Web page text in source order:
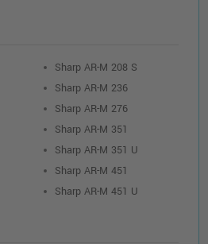
Sharp AR-M 208 S
Sharp AR-M 236
Sharp AR-M 276
Sharp AR-M 351
Sharp AR-M 351 U
Sharp AR-M 451
Sharp AR-M 451 U